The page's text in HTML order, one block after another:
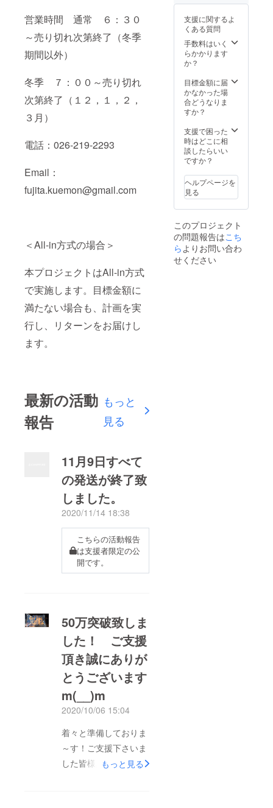
営業時間 通常 ６：３０
～売り切れ次第終了（冬季
期間以外）
冬季 ７：００～売り切れ
次第終了（１２，１，２，
３月）
電話：026-219-2293
Email：
fujita.kuemon@gmail.com
＜All-in方式の場合＞
本プロジェクトはAll-in方式
で実施します。目標金額に
満たない場合も、計画を実
行し、リターンをお届けし
ます。
最新の活動
報告
もっと
見る
11月9日すべて
の発送が終了致
しました。
2020/11/14 18:38
こちらの活動報告
は支援者限定の公
開です。
50万突破致しま
した！ ご支援
頂き誠にありが
とうございます
m(__)m
2020/10/06 15:04
着々と準備しておりま
～す！ご支援下さいま
した皆様誠にありがと
もっと見る
支援に関するよ
くある質問
手数料はいく
らかかります
か？
目標金額に届
かなかった場
合どうなりま
すか？
支援で困った
時はどこに相
談したらいい
ですか？
ヘルプページを
見る
このプロジェクト
の問題報告はこち
らよりお問い合わ
せください